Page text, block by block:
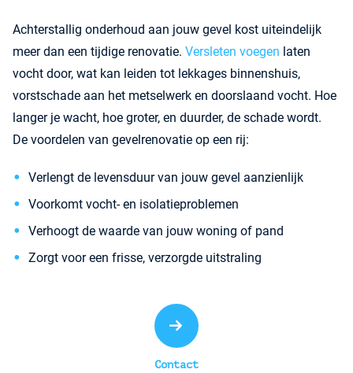
Achterstallig onderhoud aan jouw gevel kost uiteindelijk
meer dan een tijdige renovatie. Versleten voegen laten
vocht door, wat kan leiden tot lekkages binnenshuis,
vorstschade aan het metselwerk en doorslaand vocht. Hoe
langer je wacht, hoe groter, en duurder, de schade wordt.
De voordelen van gevelrenovatie op een rij:
Verlengt de levensduur van jouw gevel aanzienlijk
Voorkomt vocht- en isolatieproblemen
Verhoogt de waarde van jouw woning of pand
Zorgt voor een frisse, verzorgde uitstraling
Contact